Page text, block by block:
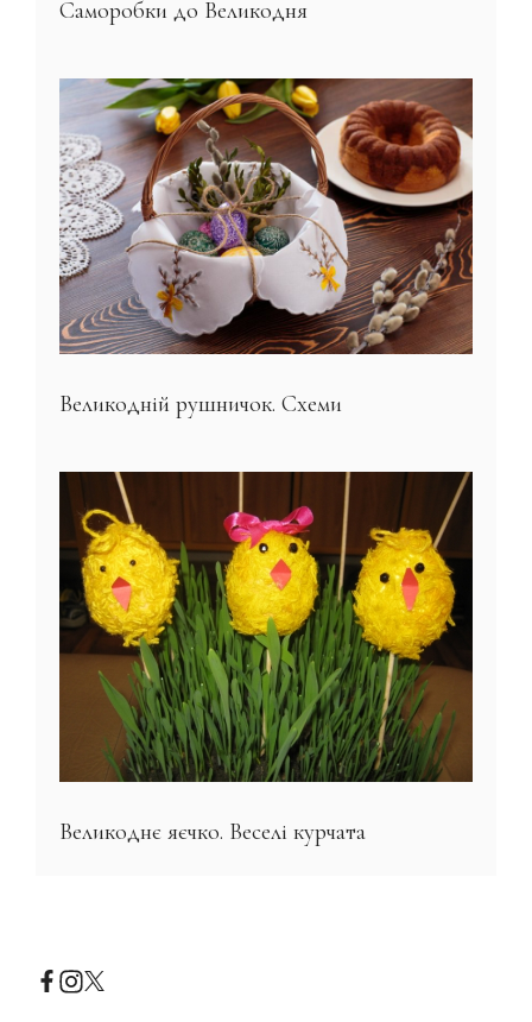
Саморобки до Великодня
Великодній рушничок. Схеми
Великоднє яєчко. Веселі курчата